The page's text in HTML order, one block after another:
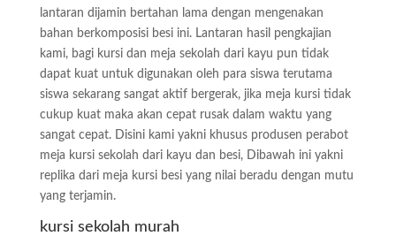
lantaran dijamin bertahan lama dengan mengenakan
bahan berkomposisi besi ini. Lantaran hasil pengkajian
kami, bagi kursi dan meja sekolah dari kayu pun tidak
dapat kuat untuk digunakan oleh para siswa terutama
siswa sekarang sangat aktif bergerak, jika meja kursi tidak
cukup kuat maka akan cepat rusak dalam waktu yang
sangat cepat. Disini kami yakni khusus produsen perabot
meja kursi sekolah dari kayu dan besi, Dibawah ini yakni
replika dari meja kursi besi yang nilai beradu dengan mutu
yang terjamin.
kursi sekolah murah